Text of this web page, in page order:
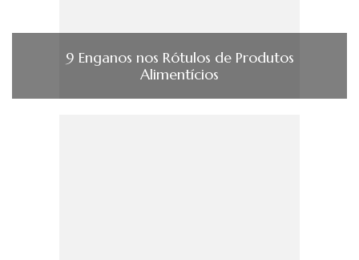
9 Enganos nos Rótulos de Produtos
Alimentícios